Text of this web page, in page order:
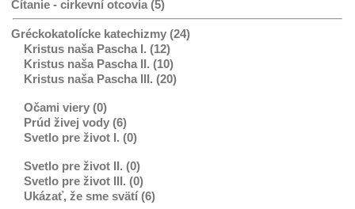
Čítanie - cirkevní otcovia (5)
Gréckokatolícke katechizmy (24)
Kristus naša Pascha I. (12)
Kristus naša Pascha II. (10)
Kristus naša Pascha III. (20)
Očami viery (0)
Prúd živej vody (6)
Svetlo pre život I. (0)
Svetlo pre život II. (0)
Svetlo pre život III. (0)
Ukázať, že sme svätí (6)